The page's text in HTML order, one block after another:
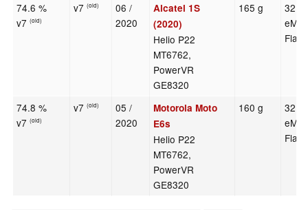
74.6 %
v7(old)
v7(old)
06 /
2020
Alcatel 1S
(2020)
Helio P22
MT6762,
PowerVR
GE8320
165 g
32
Flash
74.8 %
v7(old)
v7(old)
05 /
2020
Motorola Moto
E6s
Helio P22
MT6762,
PowerVR
GE8320
160 g
32
Flash